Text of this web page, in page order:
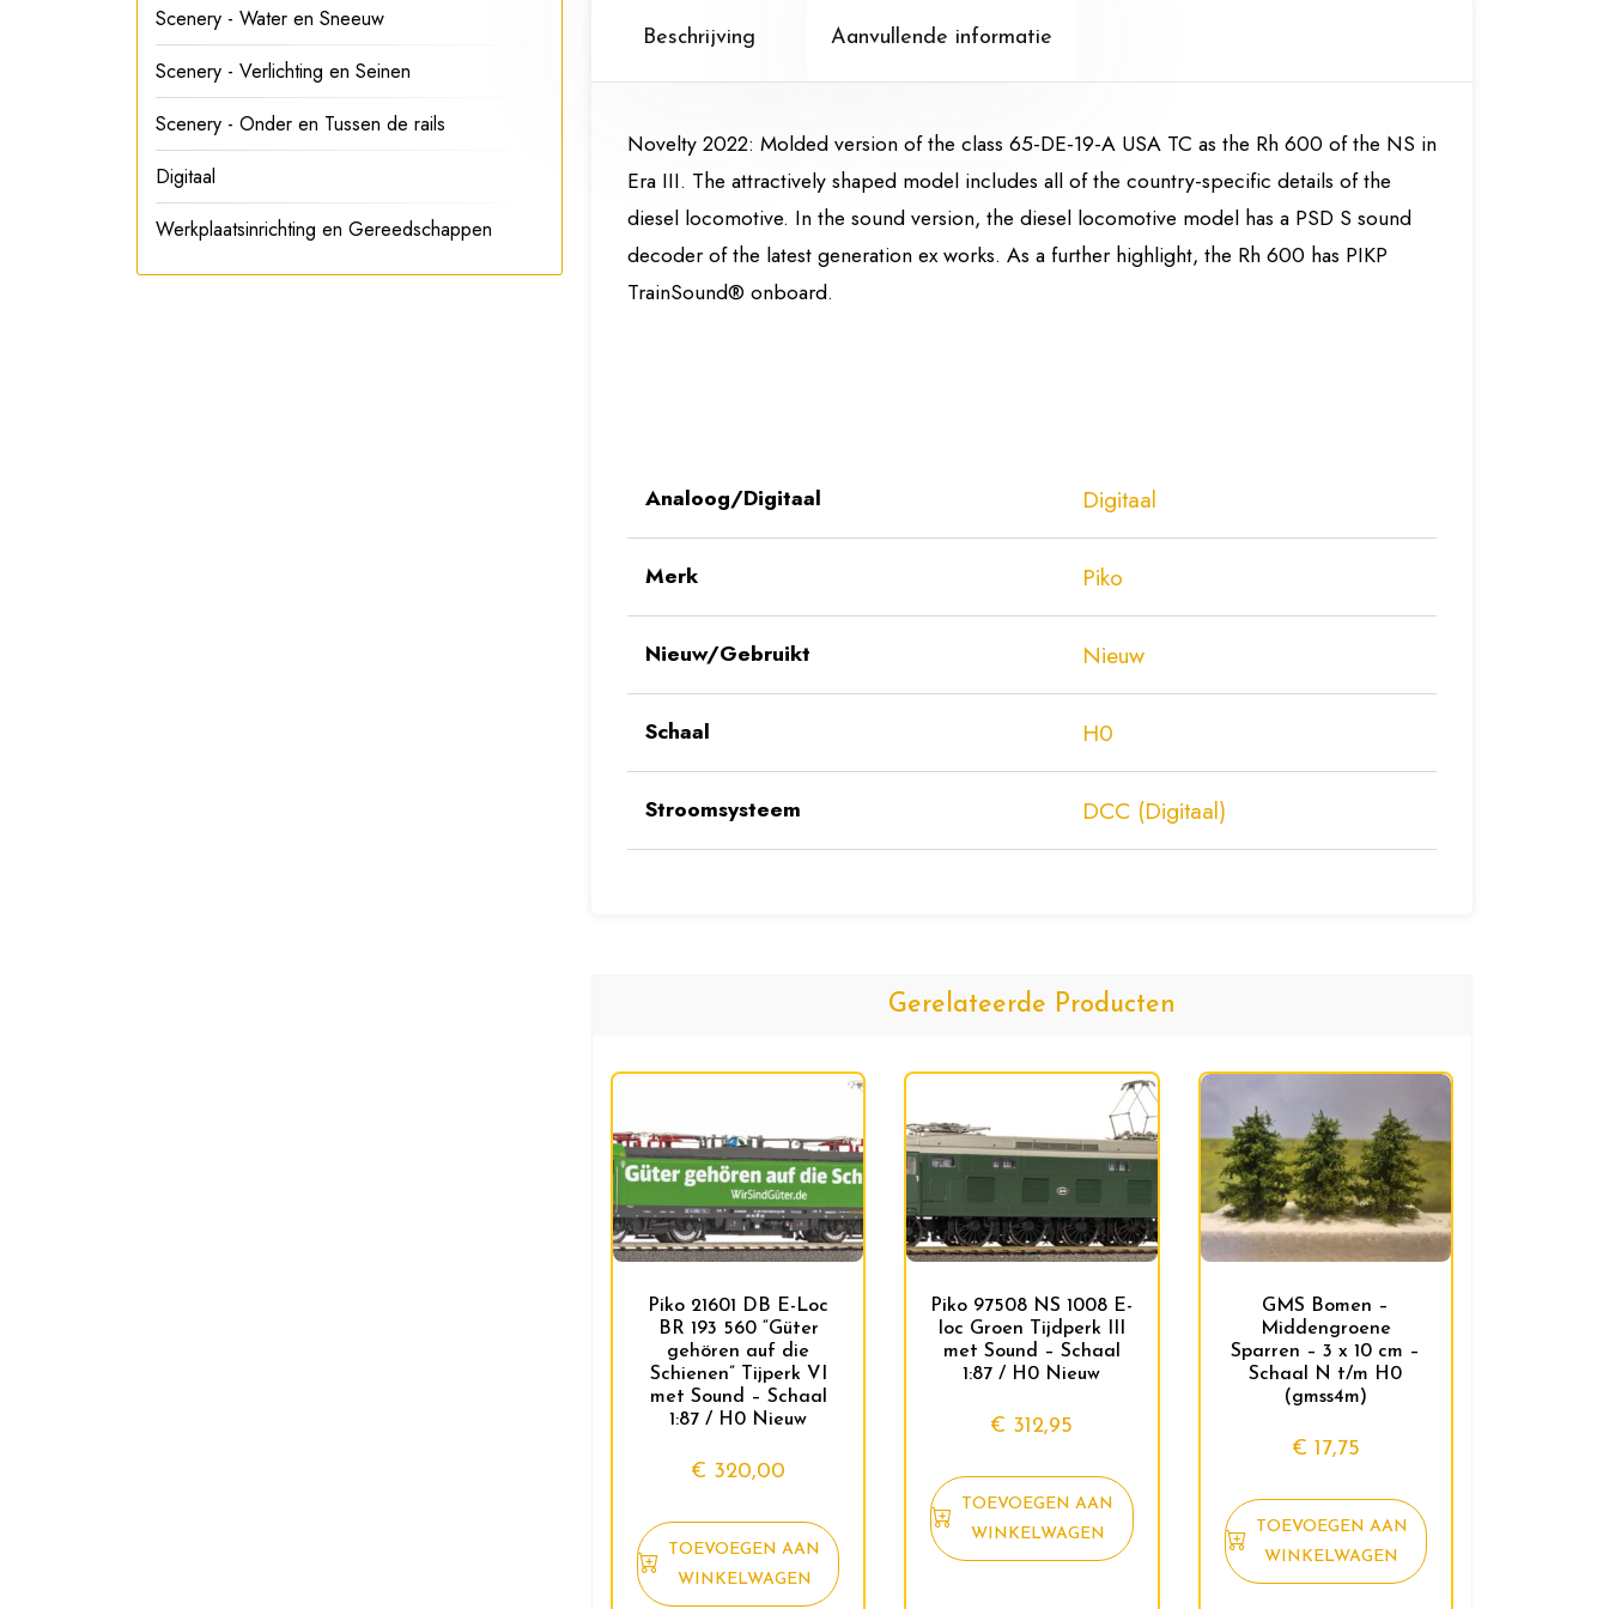
Beschrijving Aanvullende informatie
Novelty 2022: Molded version of the class 65-DE-19-A USA TC as the Rh 600 of the NS in
Era III. The attractively shaped model includes all of the country-specific details of the
diesel locomotive. In the sound version, the diesel locomotive model has a PSD S sound
decoder of the latest generation ex works. As a further highlight, the Rh 600 has PIKP
TrainSound® onboard.
Analoog/Digitaal Digitaal
Merk Piko
Nieuw/Gebruikt Nieuw
Schaal H0
Stroomsysteem DCC (Digitaal)
Gerelateerde Producten
Piko 21601 DB E-Loc
BR 193 560 “Güter
gehören auf die
Schienen” Tijperk VI
met Sound – Schaal
1:87 / H0 Nieuw
€ 320,00
TOEVOEGEN AAN
WINKELWAGEN
Piko 97508 NS 1008 E-
loc Groen Tijdperk III
met Sound – Schaal
1:87 / H0 Nieuw
€ 312,95
TOEVOEGEN AAN
WINKELWAGEN
GMS Bomen –
Middengroene
Sparren – 3 x 10 cm –
Schaal N t/m H0
(gmss4m)
€ 17,75
TOEVOEGEN AAN
WINKELWAGEN
Scenery - Water en Sneeuw
Scenery - Verlichting en Seinen
Scenery - Onder en Tussen de rails
Digitaal
Werkplaatsinrichting en Gereedschappen